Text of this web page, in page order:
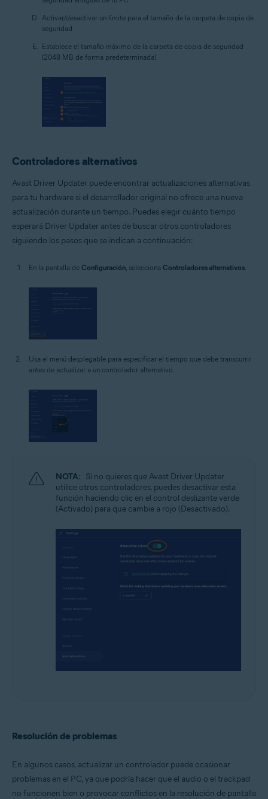
Activar/desactivar un límite para el tamaño de la carpeta de copia de
seguridad.
Establece el tamaño máximo de la carpeta de copia de seguridad
(2048 MB de forma predeterminada).
Controladores alternativos
Avast Driver Updater puede encontrar actualizaciones alternativas
para tu hardware si el desarrollador original no ofrece una nueva
actualización durante un tiempo. Puedes elegir cuánto tiempo
esperará Driver Updater antes de buscar otros controladores
siguiendo los pasos que se indican a continuación:
En la pantalla de Configuración, selecciona Controladores alternativos.
Usa el menú desplegable para especificar el tiempo que debe transcurrir
antes de actualizar a un controlador alternativo.
NOTA: Si no quieres que Avast Driver Updater
utilice otros controladores, puedes desactivar esta
función haciendo clic en el control deslizante verde
(Activado) para que cambie a rojo (Desactivado).
Resolución de problemas
En algunos casos, actualizar un controlador puede ocasionar
problemas en el PC, ya que podría hacer que el audio o el trackpad
no funcionen bien o provocar conflictos en la resolución de pantalla